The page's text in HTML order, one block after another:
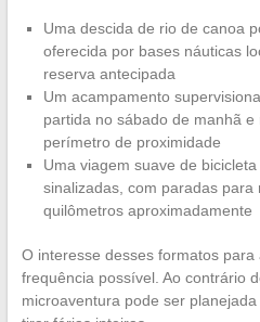
Uma descida de rio de canoa
oferecida por bases náuticas
reserva antecipada
Um acampamento
partida no sábado de manhã
perímetro de proximidade
Uma viagem suave de
sinalizadas, com paradas para
quilômetros aproximadamente
O interesse desses formatos
frequência possível. Ao contrário
microaventura pode ser